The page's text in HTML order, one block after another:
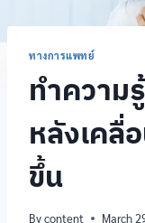
ทางการแพทย์
ทำความ
หลังเคลื่
ขึ้น
Bycontent March